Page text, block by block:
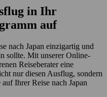
in Ihr
auf
nach Japan einzigartig und
sollte. Mit unserer Online-
Reiseberater eine
nur diesen Ausflug, sondern
Ihrer Reise nach Japan